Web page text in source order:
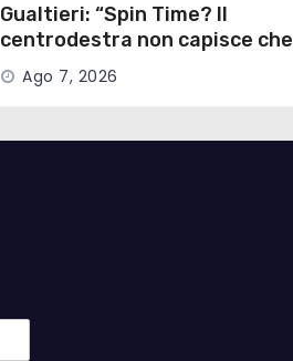
Gualtieri: “Spin Time? Il
centrodestra non capisce che
parliamo di persone”
Ago 7, 2026